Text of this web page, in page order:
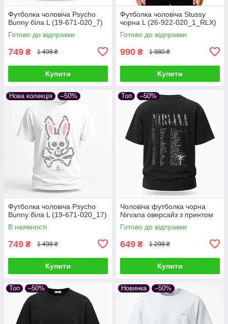
Футболка чоловіча Psycho
Bunny біла L (19-671-020_7)
Готово до відправки
749 ₴ 1 498 ₴
Купити
Футболка чоловіча Stussy
чорна L (26-922-020_1_RLX)
Готово до відправки
990 ₴ 1 980 ₴
Купити
Нова колекція –50%
Футболка чоловіча Psycho
Bunny біла L (19-671-020_17)
В наявності
749 ₴ 1 498 ₴
Купити
Топ –50%
Чоловіча футболка чорна
Nirvana оверсайз з принтом
Готово до відправки
649 ₴ 1 298 ₴
Купити
Топ –50% Новинка –50%